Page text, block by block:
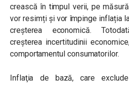
crească în timpul verii, pe
vor resimți și vor împinge inflația
creșterea economică.
creșterea incertitudinii
comportamentul consumatorilor.
Inflaţia de bază, care